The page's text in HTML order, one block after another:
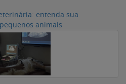
entenda sua
animais